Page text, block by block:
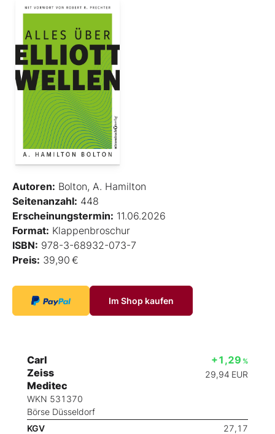
Autoren: Bolton, A. Hamilton
Seitenanzahl: 448
Erscheinungstermin: 11.06.2026
Format: Klappenbroschur
ISBN: 978-3-68932-073-7
Preis: 39,90 €
Im Shop kaufen
Carl
Zeiss
Meditec
WKN 531370
Börse Düsseldorf
+1,29 %
29,94 EUR
KGV
27,17